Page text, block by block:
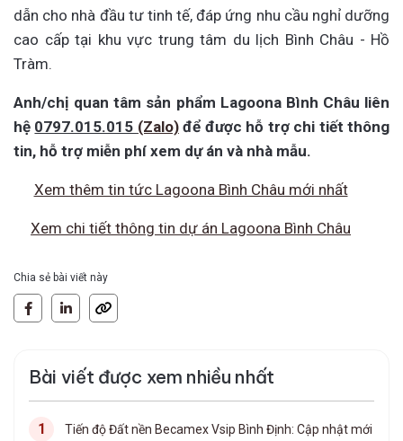
dẫn cho nhà đầu tư tinh tế, đáp ứng nhu cầu nghỉ dưỡng
cao cấp tại khu vực trung tâm du lịch Bình Châu - Hồ
Tràm.
Anh/chị quan tâm sản phẩm Lagoona Bình Châu liên
hệ 0797.015.015 (Zalo) để được hỗ trợ chi tiết thông
tin, hỗ trợ miễn phí xem dự án và nhà mẫu.
Xem thêm tin tức Lagoona Bình Châu mới nhất
Xem chi tiết thông tin dự án Lagoona Bình Châu
Chia sẻ bài viết này
Bài viết được xem nhiều nhất
Tiến độ Đất nền Becamex Vsip Bình Định: Cập nhật mới